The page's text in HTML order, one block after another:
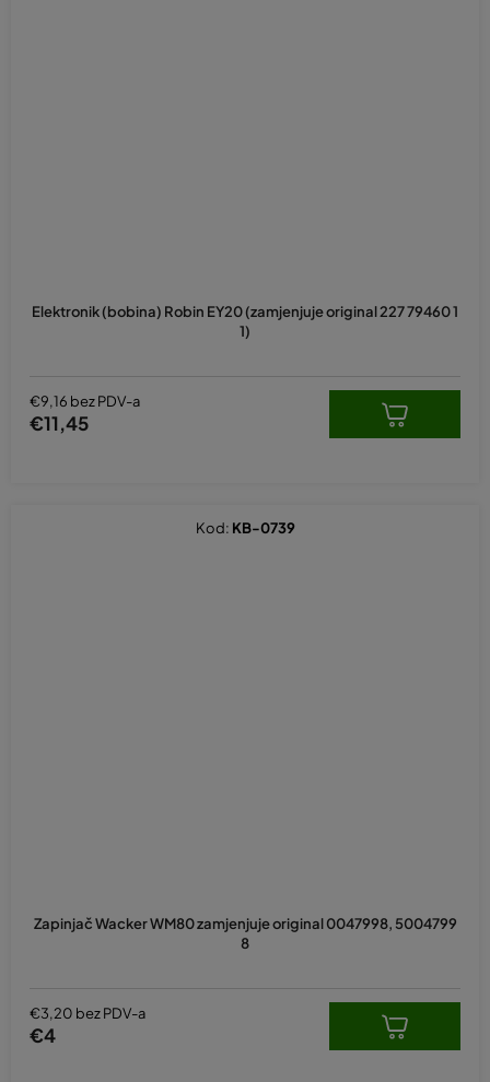
Elektronik (bobina) Robin EY20 (zamjenjuje original 227 79460 1
1)
€9,16 bez PDV-a
€11,45
Zapinjač Wacker WM80 zamjenjuje original 0047998, 5004799
8
€3,20 bez PDV-a
€4
Kod: KB-0739